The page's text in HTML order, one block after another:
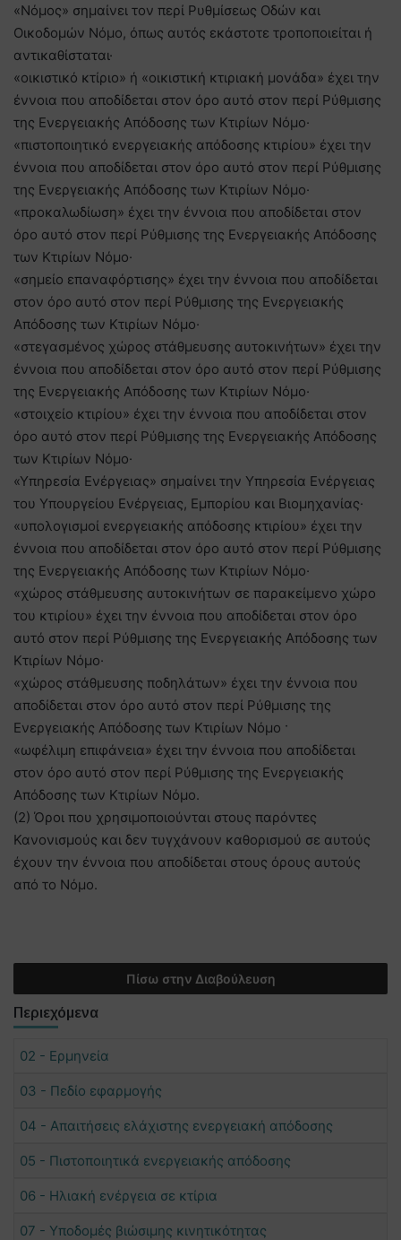
«Νόμος» σημαίνει τον περί Ρυθμίσεως Οδών και
Οικοδομών Νόμο, όπως αυτός εκάστοτε τροποποιείται ή
αντικαθίσταται·
«οικιστικό κτίριο» ή «οικιστική κτιριακή μονάδα» έχει την
έννοια που αποδίδεται στον όρο αυτό στον περί Ρύθμισης
της Ενεργειακής Απόδοσης των Κτιρίων Νόμο·
«πιστοποιητικό ενεργειακής απόδοσης κτιρίου» έχει την
έννοια που αποδίδεται στον όρο αυτό στον περί Ρύθμισης
της Ενεργειακής Απόδοσης των Κτιρίων Νόμο·
«προκαλωδίωση» έχει την έννοια που αποδίδεται στον
όρο αυτό στον περί Ρύθμισης της Ενεργειακής Απόδοσης
των Κτιρίων Νόμο·
«σημείο επαναφόρτισης» έχει την έννοια που αποδίδεται
στον όρο αυτό στον περί Ρύθμισης της Ενεργειακής
Απόδοσης των Κτιρίων Νόμο·
«στεγασμένος χώρος στάθμευσης αυτοκινήτων» έχει την
έννοια που αποδίδεται στον όρο αυτό στον περί Ρύθμισης
της Ενεργειακής Απόδοσης των Κτιρίων Νόμο·
«στοιχείο κτιρίου» έχει την έννοια που αποδίδεται στον
όρο αυτό στον περί Ρύθμισης της Ενεργειακής Απόδοσης
των Κτιρίων Νόμο·
«Υπηρεσία Ενέργειας» σημαίνει την Υπηρεσία Ενέργειας
του Υπουργείου Ενέργειας, Εμπορίου και Βιομηχανίας·
«υπολογισμοί ενεργειακής απόδοσης κτιρίου» έχει την
έννοια που αποδίδεται στον όρο αυτό στον περί Ρύθμισης
της Ενεργειακής Απόδοσης των Κτιρίων Νόμο·
«χώρος στάθμευσης αυτοκινήτων σε παρακείμενο χώρο
του κτιρίου» έχει την έννοια που αποδίδεται στον όρο
αυτό στον περί Ρύθμισης της Ενεργειακής Απόδοσης των
Κτιρίων Νόμο·
«χώρος στάθμευσης ποδηλάτων» έχει την έννοια που
αποδίδεται στον όρο αυτό στον περί Ρύθμισης της
Ενεργειακής Απόδοσης των Κτιρίων Νόμο ·
«ωφέλιμη επιφάνεια» έχει την έννοια που αποδίδεται
στον όρο αυτό στον περί Ρύθμισης της Ενεργειακής
Απόδοσης των Κτιρίων Νόμο.
(2) Όροι που χρησιμοποιούνται στους παρόντες
Κανονισμούς και δεν τυγχάνουν καθορισμού σε αυτούς
έχουν την έννοια που αποδίδεται στους όρους αυτούς
από το Νόμο.
Πίσω στην Διαβούλευση
Περιεχόμενα
02 - Ερμηνεία
03 - Πεδίο εφαρμογής
04 - Απαιτήσεις ελάχιστης ενεργειακή απόδοσης
05 - Πιστοποιητικά ενεργειακής απόδοσης
06 - Ηλιακή ενέργεια σε κτίρια
07 - Υποδομές βιώσιμης κινητικότητας